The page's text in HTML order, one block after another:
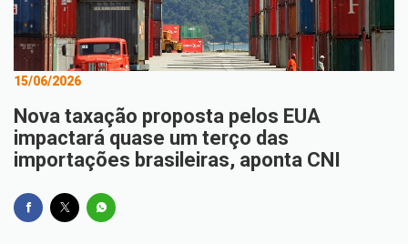
15/06/2026
Nova taxação proposta pelos EUA
impactará quase um terço das
importações brasileiras, aponta CNI